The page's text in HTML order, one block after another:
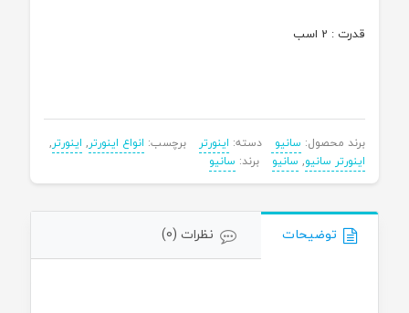
قدرت : 2 اسب
برند محصول: سانیو دسته: اینورتر برچسب: انواع اینورتر, اینورتر,
اینورتر سانیو, سانیو برند: سانیو
توضیحات نظرات (0)